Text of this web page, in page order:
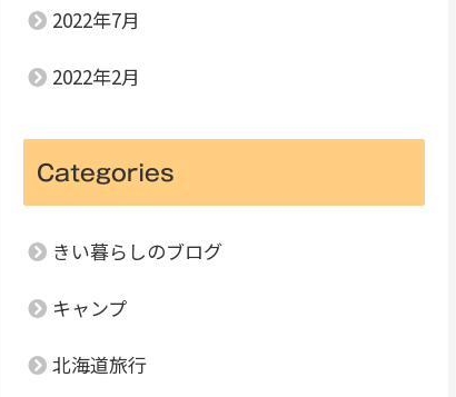
2022年7月
2022年2月
Categories
きい暮らしのブログ
キャンプ
北海道旅行